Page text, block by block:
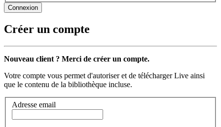
Créer un compte
Nouveau client ? Merci de créer un compte.
Votre compte vous permet d'autoriser et de télécharger Live ainsi
que le contenu de la bibliothèque incluse.
Adresse email